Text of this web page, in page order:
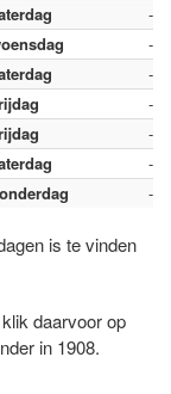
-
-
-
-
-
-
-
is te vinden
daarvoor op
in 1908.